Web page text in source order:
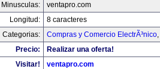
Minusculas:
ventapro.com
Longitud:
8 caracteres
Categorias:
Compras y Comercio ElectrÃ³nico,
Precio:
Realizar una oferta!
Visitar!
ventapro.com